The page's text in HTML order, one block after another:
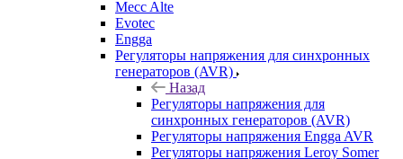
Mecc Alte
Evotec
Engga
Регуляторы напряжения для синхронных
генераторов (AVR)
Назад
Регуляторы напряжения для
синхронных генераторов (AVR)
Регуляторы напряжения Engga AVR
Регуляторы напряжения Leroy Somer